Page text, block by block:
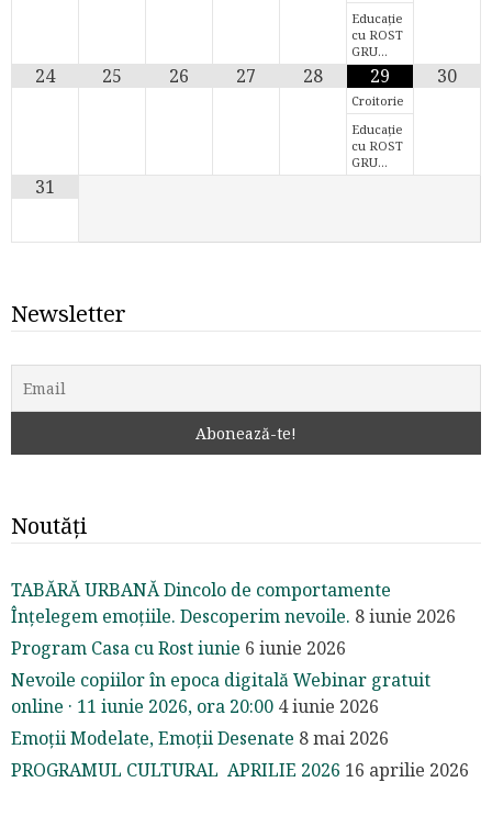
Educație
cu ROST
GRU…
24 25 26 27 28 29
Croitorie
Educație
cu ROST
GRU…
30
31
Newsletter
Noutăți
TABĂRĂ URBANĂ Dincolo de comportamente
Înțelegem emoțiile. Descoperim nevoile. 8 iunie 2026
Program Casa cu Rost iunie 6 iunie 2026
Nevoile copiilor în epoca digitală Webinar gratuit
online · 11 iunie 2026, ora 20:00 4 iunie 2026
Emoții Modelate, Emoții Desenate 8 mai 2026
PROGRAMUL CULTURAL APRILIE 2026 16 aprilie 2026